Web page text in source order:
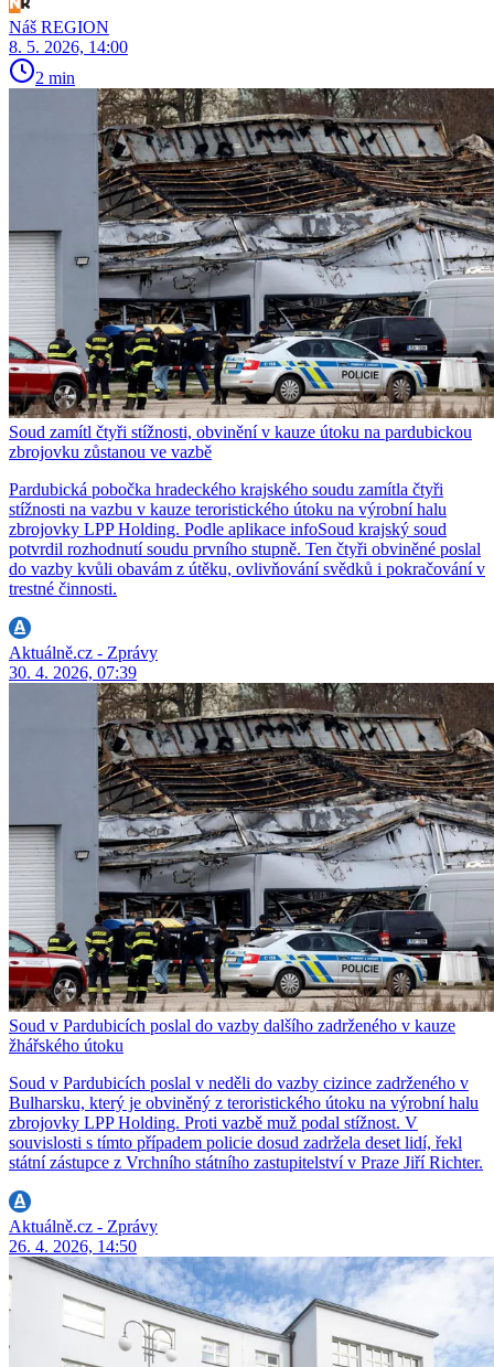
Náš REGION
8. 5. 2026, 14:00
2 min
Soud zamítl čtyři stížnosti, obvinění v kauze útoku na pardubickou
zbrojovku zůstanou ve vazbě
Pardubická pobočka hradeckého krajského soudu zamítla čtyři
stížnosti na vazbu v kauze teroristického útoku na výrobní halu
zbrojovky LPP Holding. Podle aplikace infoSoud krajský soud
potvrdil rozhodnutí soudu prvního stupně. Ten čtyři obviněné poslal
do vazby kvůli obavám z útěku, ovlivňování svědků i pokračování v
trestné činnosti.
Aktuálně.cz - Zprávy
30. 4. 2026, 07:39
Soud v Pardubicích poslal do vazby dalšího zadrženého v kauze
žhářského útoku
Soud v Pardubicích poslal v neděli do vazby cizince zadrženého v
Bulharsku, který je obviněný z teroristického útoku na výrobní halu
zbrojovky LPP Holding. Proti vazbě muž podal stížnost. V
souvislosti s tímto případem policie dosud zadržela deset lidí, řekl
státní zástupce z Vrchního státního zastupitelství v Praze Jiří Richter.
Aktuálně.cz - Zprávy
26. 4. 2026, 14:50